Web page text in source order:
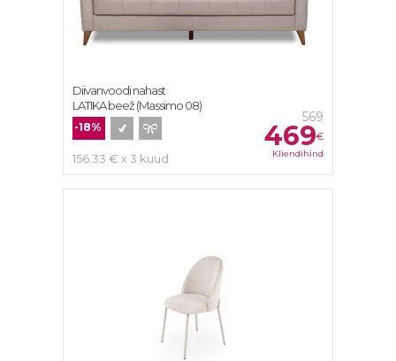
569
469€
Kliendihind
-18%
156.33 € x 3 kuud
Diivanvoodi nahast
LATIKA beež (Massimo 08)